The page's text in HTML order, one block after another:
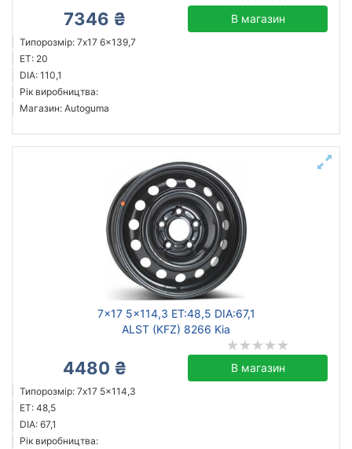
7346 ₴ В магазин
Типорозмір: 7x17 6x139,7
ET: 20
DIA: 110,1
Рік виробництва:
Магазин: Autoguma
7x17 5x114,3 ET:48,5 DIA:67,1
ALST (KFZ) 8266 Kia
4480 ₴ В магазин
Типорозмір: 7x17 5x114,3
ET: 48,5
DIA: 67,1
Рік виробництва: